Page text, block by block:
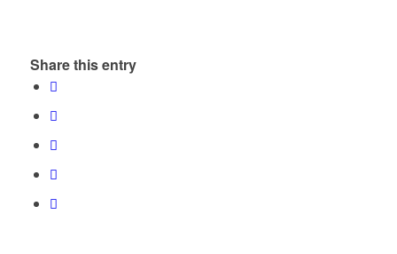
Share this entry